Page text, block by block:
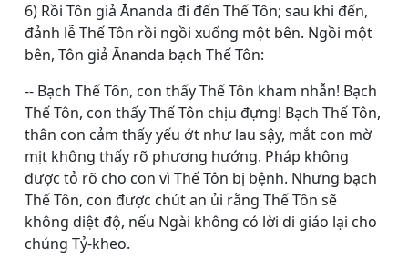
6) Rồi Tôn giả Ānanda đi đến Thế Tôn; sau khi đến,
đảnh lễ Thế Tôn rồi ngồi xuống một bên. Ngồi một
bên, Tôn giả Ānanda bạch Thế Tôn:
-- Bạch Thế Tôn, con thấy Thế Tôn kham nhẫn! Bạch
Thế Tôn, con thấy Thế Tôn chịu đựng! Bạch Thế Tôn,
thân con cảm thấy yếu ớt như lau sậy, mắt con mờ
mịt không thấy rõ phương hướng. Pháp không
được tỏ rõ cho con vì Thế Tôn bị bệnh. Nhưng bạch
Thế Tôn, con được chút an ủi rằng Thế Tôn sẽ
không diệt độ, nếu Ngài không có lời di giáo lại cho
chúng Tỷ-kheo.